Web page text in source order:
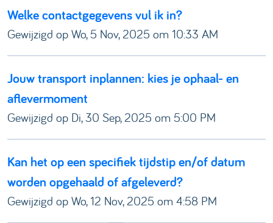
Welke contactgegevens vul ik in?
Gewijzigd op Wo, 5 Nov, 2025 om 10:33 AM
Jouw transport inplannen: kies je ophaal- en
aflevermoment
Gewijzigd op Di, 30 Sep, 2025 om 5:00 PM
Kan het op een specifiek tijdstip en/of datum
worden opgehaald of afgeleverd?
Gewijzigd op Wo, 12 Nov, 2025 om 4:58 PM